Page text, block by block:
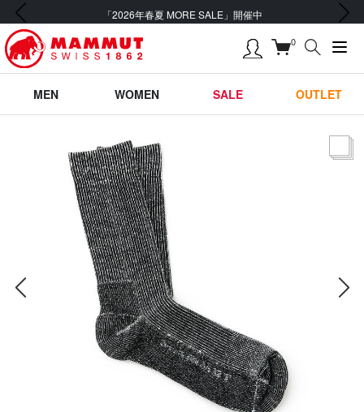
「2026年春夏 MORE SALE」開催中
前の画像 次の画像
0
MEN WOMEN SALE OUTLET